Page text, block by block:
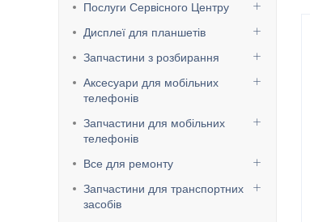
Послуги Сервісного Центру
Дисплеї для планшетів
Запчастини з розбирання
Аксесуари для мобільних
телефонів
Запчастини для мобільних
телефонів
Все для ремонту
Запчастини для транспортних
засобів